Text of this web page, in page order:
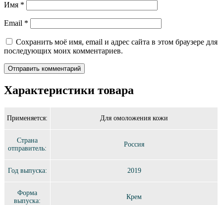
Имя *
Email *
Сохранить моё имя, email и адрес сайта в этом браузере для
последующих моих комментариев.
Характеристики товара
Применяется: Для омоложения кожи
Страна
отправитель:
Россия
Год выпуска: 2019
Форма
выпуска:
Крем